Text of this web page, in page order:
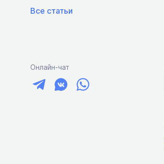
Все статьи
Онлайн-чат